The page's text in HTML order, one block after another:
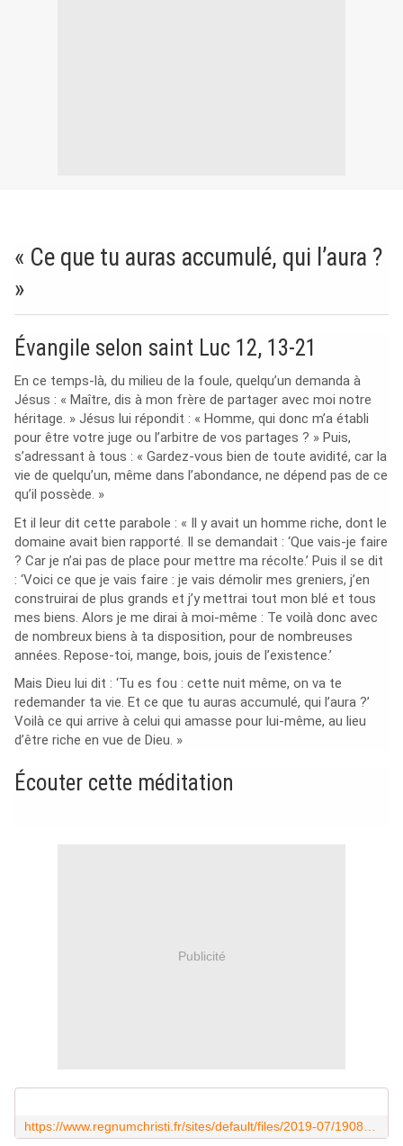
« Ce que tu auras accumulé, qui l’aura ?
»
Évangile selon saint Luc 12, 13-21
En ce temps-là, du milieu de la foule, quelqu’un demanda à
Jésus : « Maître, dis à mon frère de partager avec moi notre
héritage. » Jésus lui répondit : « Homme, qui donc m’a établi
pour être votre juge ou l’arbitre de vos partages ? » Puis,
s’adressant à tous : « Gardez-vous bien de toute avidité, car la
vie de quelqu’un, même dans l’abondance, ne dépend pas de ce
qu’il possède. »
Et il leur dit cette parabole : « Il y avait un homme riche, dont le
domaine avait bien rapporté. Il se demandait : ‘Que vais-je faire
? Car je n’ai pas de place pour mettre ma récolte.’ Puis il se dit
: ‘Voici ce que je vais faire : je vais démolir mes greniers, j’en
construirai de plus grands et j’y mettrai tout mon blé et tous
mes biens. Alors je me dirai à moi-même : Te voilà donc avec
de nombreux biens à ta disposition, pour de nombreuses
années. Repose-toi, mange, bois, jouis de l’existence.’
Mais Dieu lui dit : ‘Tu es fou : cette nuit même, on va te
redemander ta vie. Et ce que tu auras accumulé, qui l’aura ?’
Voilà ce qui arrive à celui qui amasse pour lui-même, au lieu
d’être riche en vue de Dieu. »
Écouter cette méditation
Publicité